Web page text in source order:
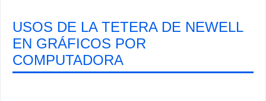
USOS DE LA TETERA DE NEWELL
EN GRÁFICOS POR
COMPUTADORA